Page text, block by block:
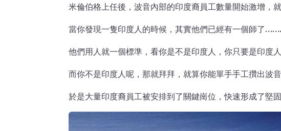
米倫伯格上任後，波音內部的印度裔員工數量開始激增，
當你發現一隻印度人的時候，其實他們已經有一個師了…….
他們用人就一個標準，看你是不是印度人，你只要是印度
而你不是印度人呢，那就拜拜，就算你能單手手工攢出波
於是大量印度裔員工被安排到了關鍵崗位，快速形成了堅